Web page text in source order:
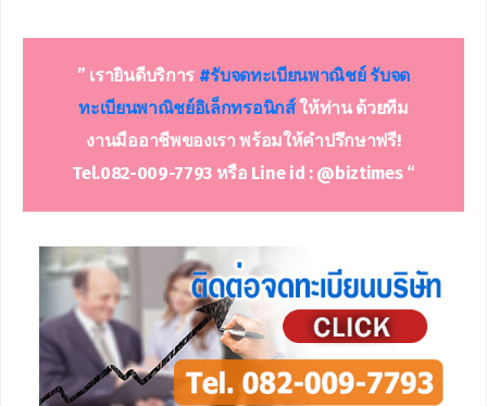
” เรายินดีบริการ #รับจดทะเบียนพาณิชย์ รับจด
ทะเบียนพาณิชย์อิเล็กทรอนิกส์ให้ท่าน ด้วยทีม
งานมืออาชีพของเรา พร้อมให้คำปรึกษาฟรี!
Tel.082-009-7793 หรือ Line id : @biztimes “